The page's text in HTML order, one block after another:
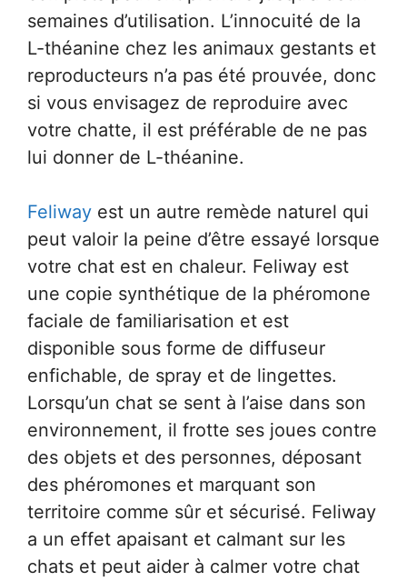
semaines d’utilisation. L’innocuité de la
L-théanine chez les animaux gestants et
reproducteurs n’a pas été prouvée, donc
si vous envisagez de reproduire avec
votre chatte, il est préférable de ne pas
lui donner de L-théanine.
Feliway est un autre remède naturel qui
peut valoir la peine d’être essayé lorsque
votre chat est en chaleur. Feliway est
une copie synthétique de la phéromone
faciale de familiarisation et est
disponible sous forme de diffuseur
enfichable, de spray et de lingettes.
Lorsqu’un chat se sent à l’aise dans son
environnement, il frotte ses joues contre
des objets et des personnes, déposant
des phéromones et marquant son
territoire comme sûr et sécurisé. Feliway
a un effet apaisant et calmant sur les
chats et peut aider à calmer votre chat